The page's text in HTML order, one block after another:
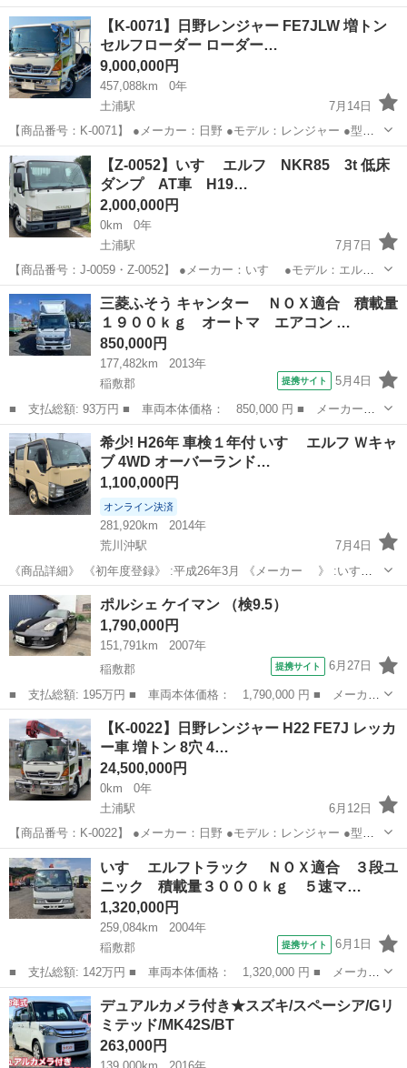
式：TKG-FD7JLAA ●走行距離：342,164km ●初度登録年月：平成24年
12月 ●乗車定員：2人 ●原動機の型式：J07E ...
茨城 稲敷郡 その他
【K-0071】日野レンジャー FE7JLW 増トン
セルフローダー ローダー…
9,000,000円
457,088km
0年
土浦駅
7月14日
【商品番号：K-0071】 ●メーカー：日野 ●モデル：レンジャー ●型
式：FE7JLW ●走行距離：457,088km ●最大積載量：7,600kg ●初度登
録年月：平成18年3月 ●乗車定員：2人 ●原動...
茨城 稲敷郡 その他
【Z-0052】いすゞ エルフ NKR85 3t 低床
ダンプ AT車 H19…
2,000,000円
0km
0年
土浦駅
7月7日
【商品番号：J-0059・Z-0052】 ●メーカー：いすゞ ●モデル：エルフ
●型式：NKR85AN ●走行距離：116,092km ●最大積載量：3,000kg ●初
度登録年月：平成19年10月 ●乗車定員...
茨城 稲敷郡 土浦駅 その他
三菱ふそう キャンター ＮＯＸ適合 積載量
１９００ｋｇ オートマ エアコン …
850,000円
177,482km
2013年
稲敷郡
提携サイト 5月4日
■ 支払総額: 93万円 ■ 車両本体価格： 850,000 円 ■ メーカー
名： 三菱ふそう ■ 車種名： キャンター ■ グレード名： Ｎ
ＯＸ適合 積載量１９００ｋｇ オートマ エアコン ■ 排気量：
3000cc ...
茨城 稲敷郡 その他
希少! H26年 車検１年付 いすゞ エルフ Ｗキャ
ブ 4WD オーバーランド…
1,100,000円
オンライン決済
281,920km
2014年
荒川沖駅
7月4日
《商品詳細》 《初年度登録》 :平成26年3月 《メーカー 》 :いすゞ
《車 種》 :エルフ 《型 式》 :TKG-NHS85A 《燃
料》 :ディーゼル 《エンジン型式》 :4...
茨城 稲敷郡 その他 車両
ポルシェ ケイマン （検9.5）
1,790,000円
151,791km
2007年
稲敷郡
提携サイト 6月27日
■ 支払総額: 195万円 ■ 車両本体価格： 1,790,000 円 ■ メーカー
名： ポルシェ ■ 車種名： ケイマン ■ グレード名： ■ 排気
量： 2700cc ■ ドア枚数： クーペ ■ ミッション： AT5速...
茨城 稲敷郡
【K-0022】日野レンジャー H22 FE7J レッカ
ー車 増トン 8穴 4…
24,500,000円
0km
0年
土浦駅
6月12日
【商品番号：K-0022】 ●メーカー：日野 ●モデル：レンジャー ●型
式：FE7JGA ●走行距離：567,901km ●最大積載量：500kg ●初度登録
年月：平成22年12月 ●乗車定員：2人 ●原動機...
茨城 稲敷郡 土浦駅 その他
いすゞ エルフトラック ＮＯＸ適合 ３段ユ
ニック 積載量３０００ｋｇ ５速マ…
1,320,000円
259,084km
2004年
稲敷郡
提携サイト 6月1日
■ 支払総額: 142万円 ■ 車両本体価格： 1,320,000 円 ■ メーカー
名： いすゞ ■ 車種名： エルフトラック ■ グレード名： Ｎ
ＯＸ適合 ３段ユニック 積載量３０００ｋｇ ５速マニュアル ■
排気量：...
茨城 稲敷郡
デュアルカメラ付き★スズキ/スペーシア/Gリ
ミテッド/MK42S/BT
263,000円